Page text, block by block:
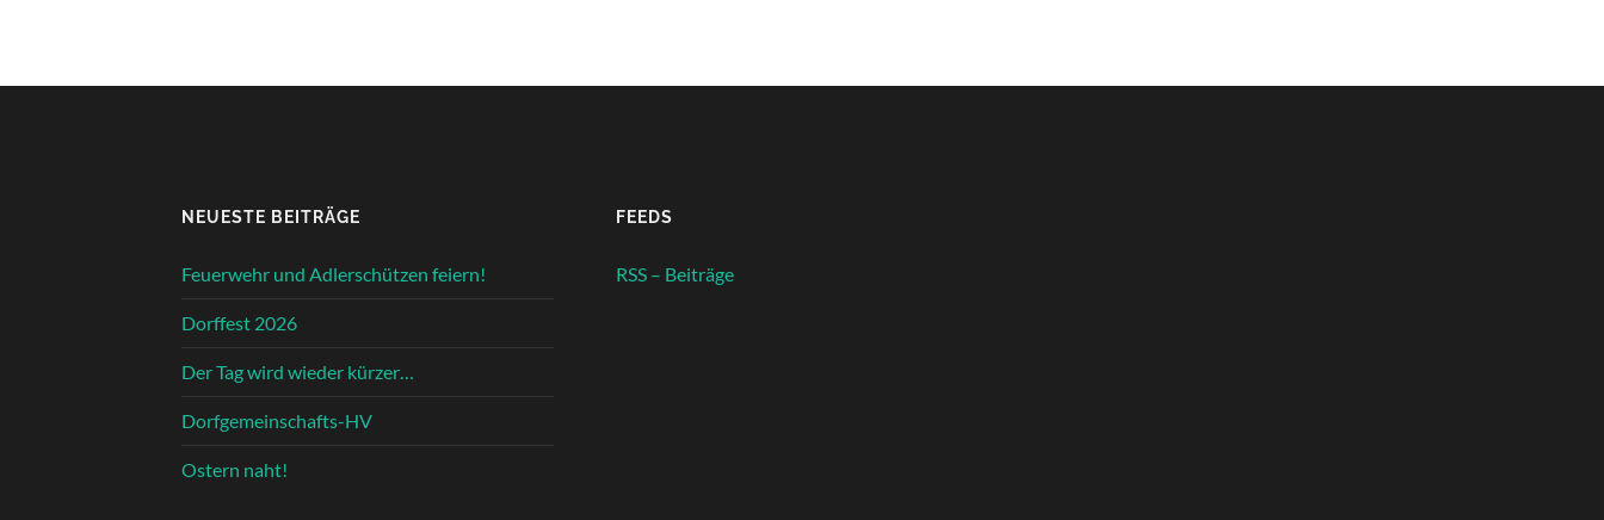
NEUESTE BEITRÄGE
Feuerwehr und Adlerschützen feiern!
Dorffest 2026
Der Tag wird wieder kürzer…
Dorfgemeinschafts-HV
Ostern naht!
FEEDS
RSS – Beiträge